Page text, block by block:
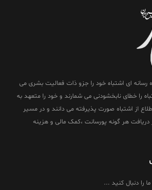
رسانه ای اشتباه خود را جزو ذات فعالیت بشری می
را خطای نابخشودنی می شمارند و خود را متعهد به
از اشتباه صورت پذیرفته می دانند و در مسیر
دریافت هر گونه پورسانت ،کمک مالی و هزینه
را دنبال کنید ...